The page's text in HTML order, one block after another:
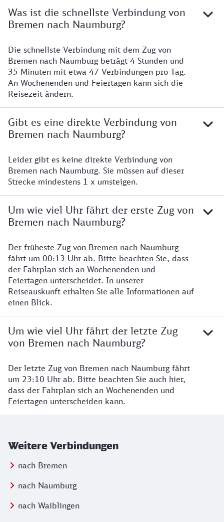
Was ist die schnellste Verbindung von
Bremen nach Naumburg?
Die schnellste Verbindung mit dem Zug von
Bremen nach Naumburg beträgt 4 Stunden und
35 Minuten mit etwa 47 Verbindungen pro Tag.
An Wochenenden und Feiertagen kann sich die
Reisezeit ändern.
Gibt es eine direkte Verbindung von
Bremen nach Naumburg?
Leider gibt es keine direkte Verbindung von
Bremen nach Naumburg. Sie müssen auf dieser
Strecke mindestens 1 x umsteigen.
Um wie viel Uhr fährt der erste Zug von
Bremen nach Naumburg?
Der früheste Zug von Bremen nach Naumburg
fährt um 00:13 Uhr ab. Bitte beachten Sie, dass
der Fahrplan sich an Wochenenden und
Feiertagen unterscheidet. In unserer
Reiseauskunft erhalten Sie alle Informationen auf
einen Blick.
Um wie viel Uhr fährt der letzte Zug
von Bremen nach Naumburg?
Der letzte Zug von Bremen nach Naumburg fährt
um 23:10 Uhr ab. Bitte beachten Sie auch hier,
dass der Fahrplan sich an Wochenenden und
Feiertagen unterscheiden kann.
Weitere Verbindungen
nach Bremen
nach Naumburg
nach Waiblingen